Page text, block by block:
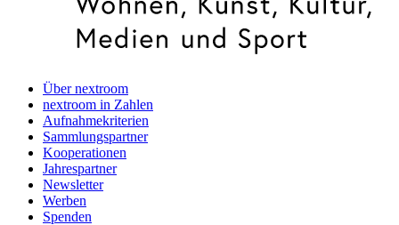
Über nextroom
nextroom in Zahlen
Aufnahmekriterien
Sammlungspartner
Kooperationen
Jahrespartner
Newsletter
Werben
Spenden